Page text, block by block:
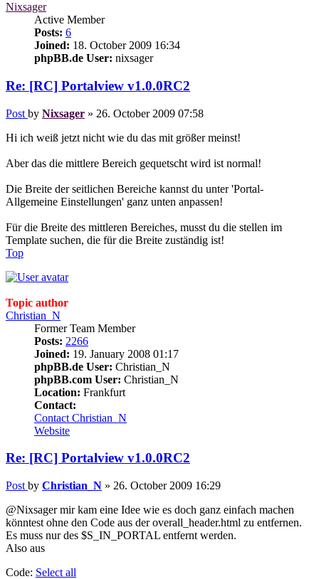
Nixsager
Active Member
Posts: 6
Joined: 18. October 2009 16:34
phpBB.de User: nixsager
Re: [RC] Portalview v1.0.0RC2
Post by Nixsager » 26. October 2009 07:58
Hi ich weiß jetzt nicht wie du das mit größer meinst!
Aber das die mittlere Bereich gequetscht wird ist normal!
Die Breite der seitlichen Bereiche kannst du unter 'Portal-
Allgemeine Einstellungen' ganz unten anpassen!
Für die Breite des mittleren Bereiches, musst du die stellen im
Template suchen, die für die Breite zuständig ist!
Top
Topic author
Christian_N
Former Team Member
Posts: 2266
Joined: 19. January 2008 01:17
phpBB.de User: Christian_N
phpBB.com User: Christian_N
Location: Frankfurt
Contact:
Contact Christian_N
Website
Re: [RC] Portalview v1.0.0RC2
Post by Christian_N » 26. October 2009 16:29
@Nixsager mir kam eine Idee wie es doch ganz einfach machen
könntest ohne den Code aus der overall_header.html zu entfernen.
Es muss nur des $S_IN_PORTAL entfernt werden.
Also aus
Code: Select all